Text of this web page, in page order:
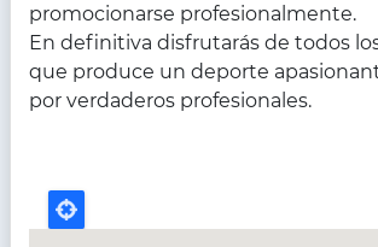
promocionarse profesionalmente.
En definitiva disfrutarás de todos
que produce un deporte
por verdaderos profesionales.